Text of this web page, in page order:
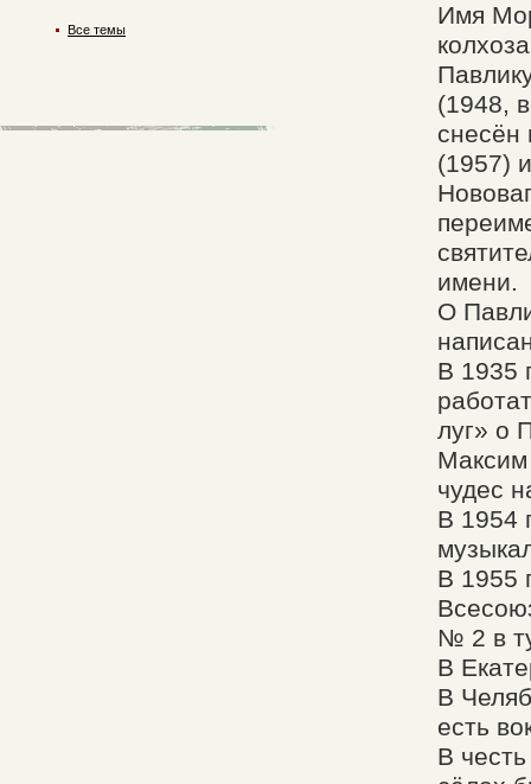
Имя
(1948,
снесён
(1957)
имени.
О
В 1935
луг» о
Максим
чудес
В 1954
В 1955
№ 2 в
В
В
есть
В
Все темы